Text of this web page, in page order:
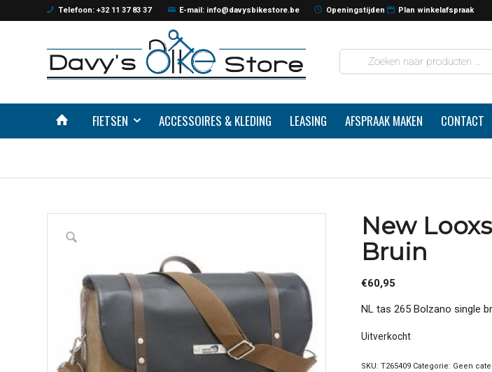
Telefoon: +32 11 37 83 37 E-mail: info@davysbikestore.be Openingstijden Plan winkelafspraak
FIETSEN ACCESSOIRES & KLEDING LEASING AFSPRAAK MAKEN CONTACT
New
Bruin
€60,95
NL tas 265 Bolzano single
Uitverkocht
SKU:T265409 Categorie: Geen